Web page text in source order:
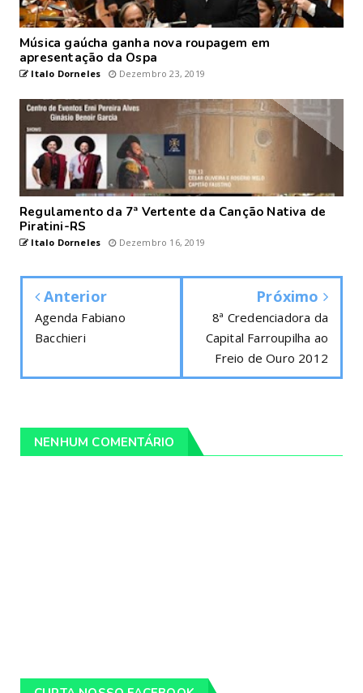
Música gaúcha ganha nova roupagem em
apresentação da Ospa
Italo Dorneles Dezembro 23, 2019
Regulamento da 7ª Vertente da Canção Nativa de
Piratini-RS
Italo Dorneles Dezembro 16, 2019
Anterior
Agenda Fabiano
Bacchieri
Próximo
8ª Credenciadora da
Capital Farroupilha ao
Freio de Ouro 2012
NENHUM COMENTÁRIO